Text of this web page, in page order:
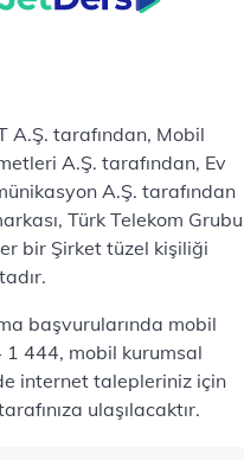
A.Ş. tarafından, Mobil
A.Ş. tarafından, Ev
A.Ş. tarafından
Türk Telekom Grubu
bir Şirket tüzel kişiliği
başvurularında mobil
444, mobil kurumsal
internet talepleriniz için
ulaşılacaktır.